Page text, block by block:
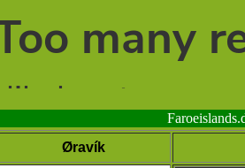
Øravík